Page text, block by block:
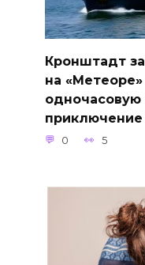
Кронштадт
на
одночасовую
приключение
0 5